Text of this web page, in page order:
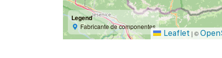
Legend
Fabricante de componentes
Leaflet | ©